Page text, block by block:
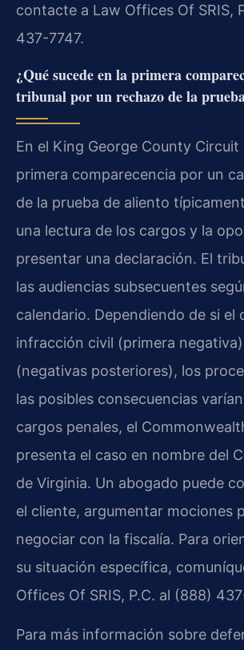
contacte a Law Offices Of SRIS,
437-7747.
¿Qué sucede en la primera
tribunal por un rechazo de la
En el King George County Circuit
primera comparecencia por un
de la prueba de aliento
una lectura de los cargos y la
presentar una declaración. El
las audiencias subsecuentes
calendario. Dependiendo de si el
infracción civil (primera
(negativas posteriores), los
las posibles consecuencias
cargos penales, el
presenta el caso en nombre del
de Virginia. Un abogado puede
el cliente, argumentar mociones
negociar con la fiscalía. Para
su situación específica,
Offices Of SRIS, P.C. al (888)
Para más información sobre